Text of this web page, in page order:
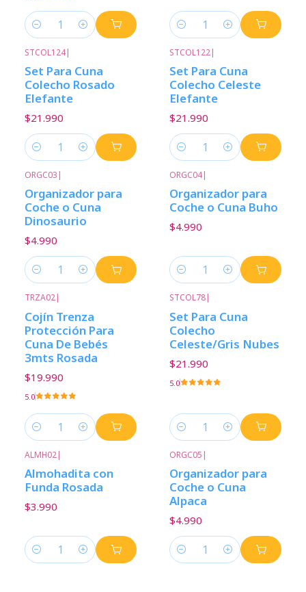
Cantidad Cantidad
STCOL124|
Set Para Cuna
Colecho Rosado
Elefante
$21.990
Cantidad
STCOL122|
Set Para Cuna
Colecho Celeste
Elefante
$21.990
Cantidad
ORGC03 |
Organizador para
Coche o Cuna
Dinosaurio
$4.990
Cantidad
ORGC04|
Organizador para
Coche o Cuna Buho
$4.990
Cantidad
TRZA02|
Cojín Trenza
Protección Para
Cuna De Bebés
3mts Rosada
$19.990
5.0
Cantidad
STCOL78|
Set Para Cuna
Colecho
Celeste/Gris Nubes
$21.990
5.0
Cantidad
ALMH02|
Almohadita con
Funda Rosada
$3.990
Cantidad
ORGC05 |
Organizador para
Coche o Cuna
Alpaca
$4.990
Cantidad